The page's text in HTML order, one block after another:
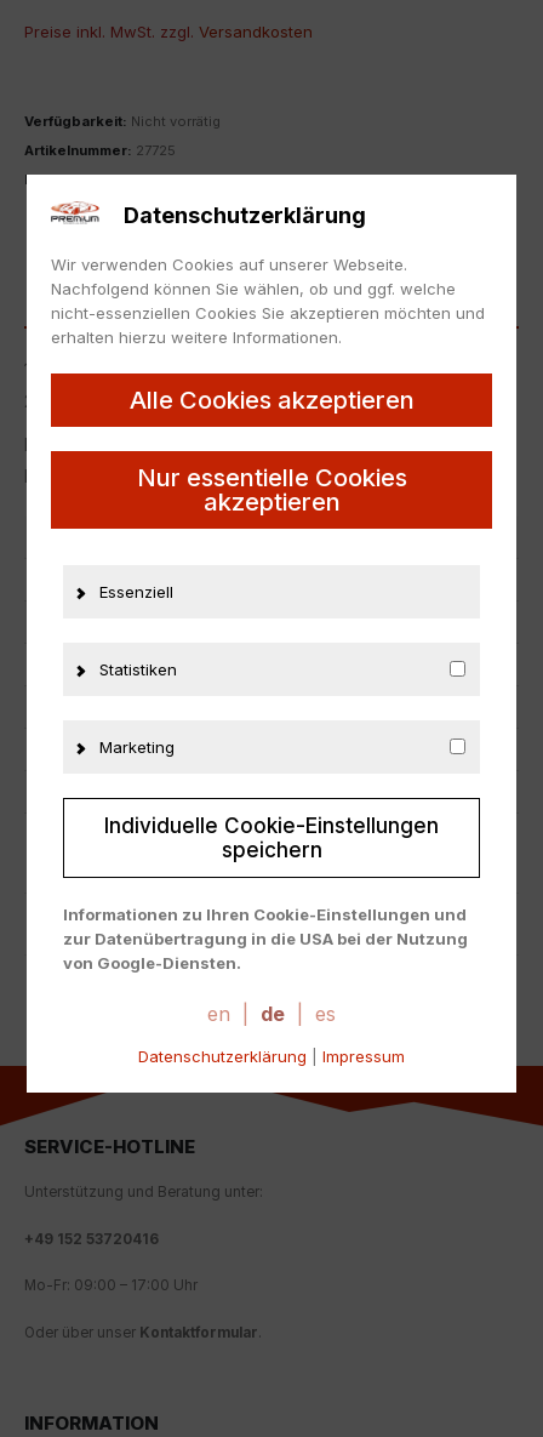
Preise inkl. MwSt. zzgl. Versandkosten
Verfügbarkeit: Nicht vorrätig
Artikelnummer: 27725
Kategorie:1:18,Chevrolet
ZUR MERKLISTE HINZUFÜGEN
BESCHREIBUNG
1:18 AUTOart Chevrolet Corvette C8 Stingray Z51 torch red
2020
Neu in Originalverpackung.
NEW with box.
Maßstab
Herstellernummer
ZUSÄTZLICHE INFORMATIONEN
PRODUKTSICHERHEIT
SERVICE-HOTLINE
Unterstützung und Beratung unter:
+49 152 53720416
Mo-Fr: 09:00 – 17:00 Uhr
Oder über unser Kontaktformular.
INFORMATION
Datenschutzerklärung
Wir verwenden Cookies auf unserer Webseite.
Nachfolgend können Sie wählen, ob und ggf. welche
nicht-essenziellen Cookies Sie akzeptieren möchten und
erhalten hierzu weitere Informationen.
Alle Cookies akzeptieren
Nur essentielle Cookies
akzeptieren
Essenziell
Statistiken
Marketing
Individuelle Cookie-Einstellungen
speichern
Informationen zu Ihren Cookie-Einstellungen und
zur Datenübertragung in die USA bei der Nutzung
von Google-Diensten.
Cookies sind absolut notwendig, um unsere Website
werden nur gesetzt, wenn Sie ihrer Verwendung
Akkordeon-Elementen können Sie wählen, ob Sie "nur
oder "individuelle Cookie-Einstellungen speichern"
Einstellungen auch nachträglich über die Schaltfläche
en de es
Datenschutzerklärung Impressum